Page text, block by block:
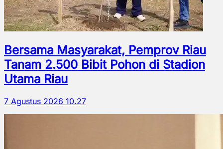
Bersama Masyarakat, Pemprov Riau
Tanam 2.500 Bibit Pohon di Stadion
Utama Riau
7 Agustus 2026 10.27